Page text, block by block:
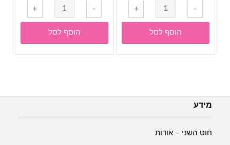
-
כמות
של
סרט
תחרה
רשת-
+
הוסף לסל
-
כמות
של
סרט
תחרה
רשת-
בהיר
+
הוסף לסל
מידע
חוט השני – אודות